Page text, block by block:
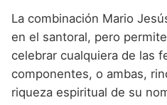
La combinación Mario
en el santoral, pero
celebrar cualquiera de las
componentes, o ambas,
riqueza espiritual de su